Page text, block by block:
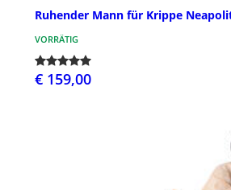
Ruhender Mann für Krippe
VORRÄTIG
€ 159,00